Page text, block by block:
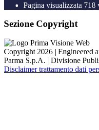
Pagina visualizzata 718
Sezione Copyright
Copyright 2026 | Engineered
Parma S.p.A. | Divisione
Disclaimer trattamento dati